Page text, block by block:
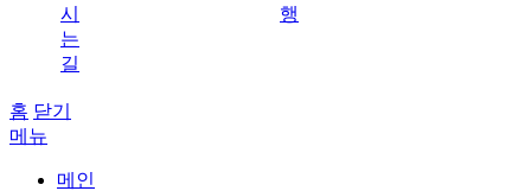
시
는
길
행
홈 닫기
메뉴
메인